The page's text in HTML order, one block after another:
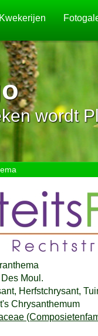
Kwekerijen
wordt
Moul.
Herfstchrysant,
Chrysanthemum